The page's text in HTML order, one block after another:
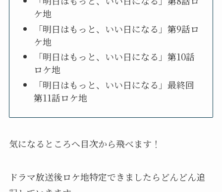
ケ地
「明日はもっと、いい日になる」第9話ロ
ケ地
「明日はもっと、いい日になる」第10話
ロケ地
「明日はもっと、いい日になる」最終回
第11話ロケ地
気になるところへ目次から飛べます！
ドラマ放送後ロケ地特定できましたらどんどん追